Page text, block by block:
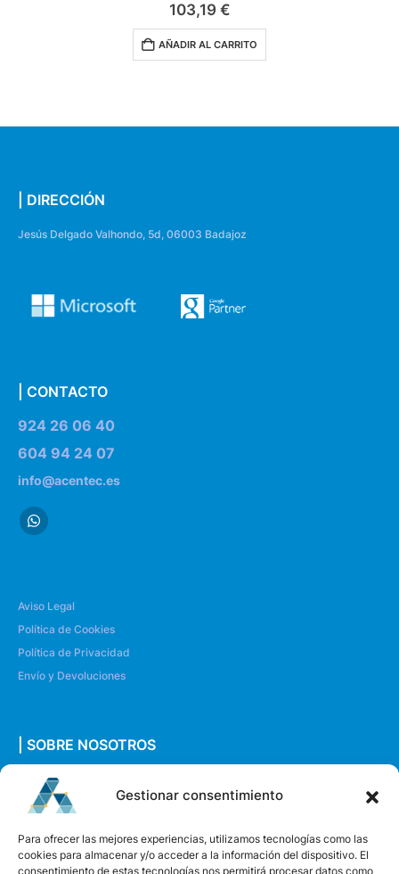
Gestionar consentimiento
Para ofrecer las mejores experiencias, utilizamos tecnologías como las
cookies para almacenar y/o acceder a la información del dispositivo. El
consentimiento de estas tecnologías nos permitirá procesar datos como
103,19 €
AÑADIR AL CARRITO
| DIRECCIÓN
Jesús Delgado Valhondo, 5d, 06003 Badajoz
| CONTACTO
924 26 06 40
604 94 24 07
info@acentec.es
Aviso Legal
Política de Cookies
Política de Privacidad
Envío y Devoluciones
| SOBRE NOSOTROS
Quiénes somos
Envíanos un mensaje